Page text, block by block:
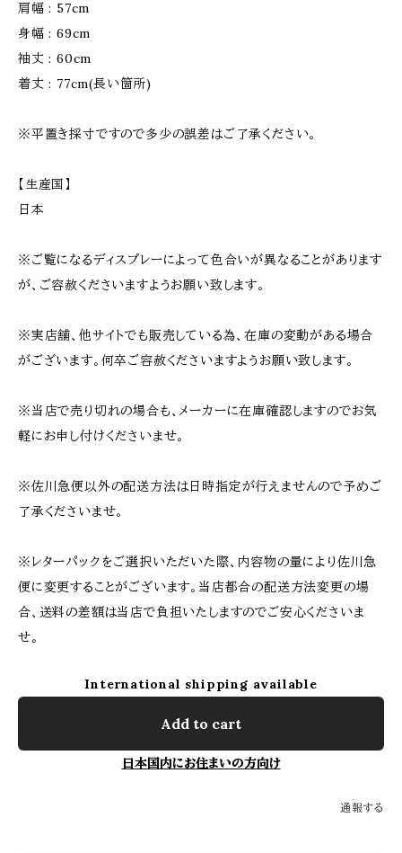
肩幅 : 57cm
身幅 : 69cm
袖丈 : 60cm
着丈 : 77cm(長い箇所)
※平置き採寸ですので多少の誤差はご了承ください。
【生産国】
日本
※ご覧になるディスプレーによって色合いが異なることがあります
が、ご容赦くださいますようお願い致します。
※実店舗、他サイトでも販売している為、在庫の変動がある場合
がございます。何卒ご容赦くださいますようお願い致します。
※当店で売り切れの場合も、メーカーに在庫確認しますのでお気
軽にお申し付けくださいませ。
※佐川急便以外の配送方法は日時指定が行えませんので予めご
了承くださいませ。
※レターパックをご選択いただいた際、内容物の量により佐川急
便に変更することがございます。当店都合の配送方法変更の場
合、送料の差額は当店で負担いたしますのでご安心くださいま
せ。
International shipping available
Add to cart
日本国内にお住まいの方向け
通報する